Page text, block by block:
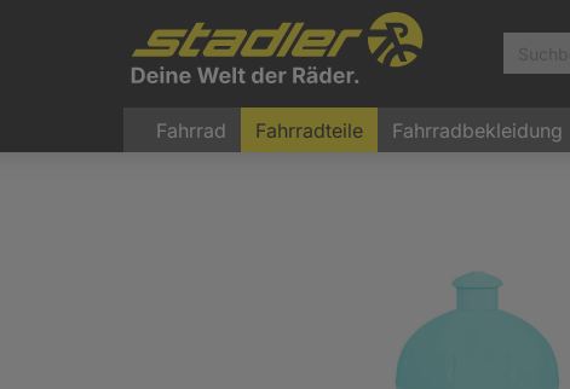
Fahrrad Fahrradteile Fahrradbekleidung